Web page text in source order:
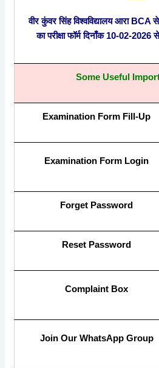
वीर कुंवर सिंह विश्वविद्यालय आरा
का परीक्षा फॉर्म दिनाँक 10-02-
Some Useful
Examination Form Fill-Up
Examination Form Login
Forget Password
Reset Password
Complaint Box
Join Our WhatsApp Group